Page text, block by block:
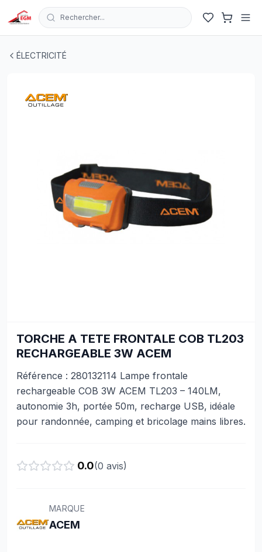
Rechercher...
ÉLECTRICITÉ
TORCHE A TETE FRONTALE COB TL203
RECHARGEABLE 3W ACEM
Référence : 280132114 Lampe frontale
rechargeable COB 3W ACEM TL203 – 140LM,
autonomie 3h, portée 50m, recharge USB, idéale
pour randonnée, camping et bricolage mains libres.
0.0(0 avis)
MARQUE
ACEM